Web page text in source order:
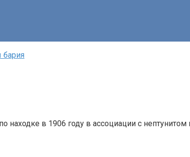
находке в 1906 году в ассоциации с нептунитом